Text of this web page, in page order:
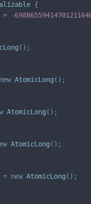
{
= -6988655941470121164L
( ) ;
new AtomicLong ( ) ;
AtomicLong ( ) ;
AtomicLong ( ) ;
= new AtomicLong ( ) ;